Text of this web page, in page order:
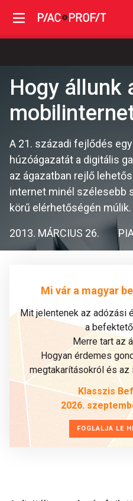
Hogy állunk
A 21. századi fejlődés
húzóágazatát a digitális
az ágazatban rejlő
internet minél szélesebb
körű elérhetőségén múlik.
2013. MÁRCIUS 26.
Mi vár a magyar
Mit jelentenek az adózási
a
Merre tart az
Hogyan érdemes
megtakarításokról és
Klasszis
2026.
FOGLALJA LE